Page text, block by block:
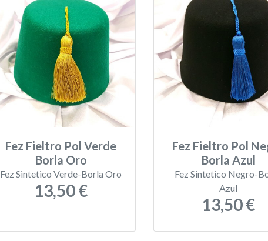
Fez Fieltro Pol Verde
Borla Oro
Fez Sintetico Verde-Borla Oro
13,50 €
Fez Fieltro Pol
Borla Azul
Fez Sintetico Negro-
Azul
13,50 €